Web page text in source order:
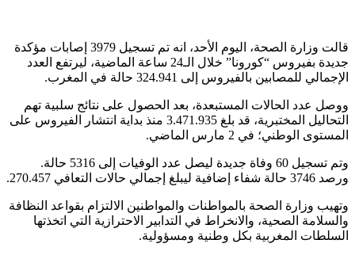
قالت وزارة الصحة، اليوم الأحد، انه تم تسجيل 3979 إصابات مؤكدة
جديدة بفيروس “كورونا” خلال الـ24 ساعة الماضية، ليرتفع العدد
الإجمالي للمصابين بالفيروس إلى 324.941 حالة في المغرب.
ووصل عدد الحالات المستبعدة، بعد الحصول على نتائج سلبية تهم
التحاليل المختبرية، قد بلغ 3.471.935 منذ بداية انتشار الفيروس على
المستوى الوطني؛ في 2 مارس الماضي.
وتم تسجيل 60 وفاة جديدة ليصل عدد الوفيات إلى 5316 حالة.
ورصد 3746 حالة شفاء إضافية ليبلغ إجمالي حالات التعافي 270.457.
وتهيب وزارة الصحة بالمواطنات والمواطنين الالتزام بقواعد النظافة
والسلامة الصحية، والانخراط في التدابير الاحترازية التي اتخذتها
السلطات المغربية بكل وطنية ومسؤولية.